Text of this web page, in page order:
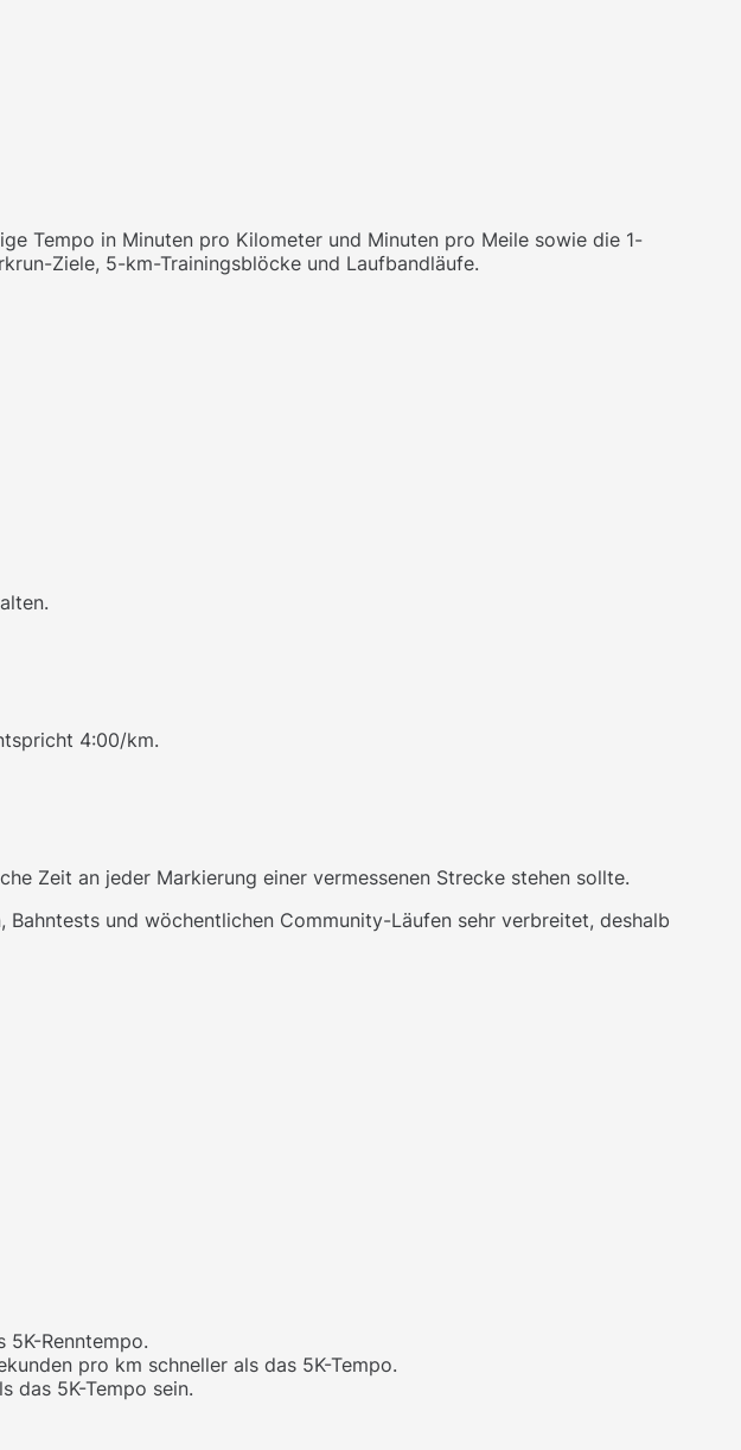
Tempo in Minuten pro Kilometer und Minuten pro Meile sowie die 1-
Ziele, 5-km-Trainingsblöcke und Laufbandläufe.
4:00/km.
Zeit an jeder Markierung einer vermessenen Strecke stehen sollte.
und wöchentlichen Community-Läufen sehr verbreitet, deshalb
5K-Renntempo.
pro km schneller als das 5K-Tempo.
das 5K-Tempo sein.